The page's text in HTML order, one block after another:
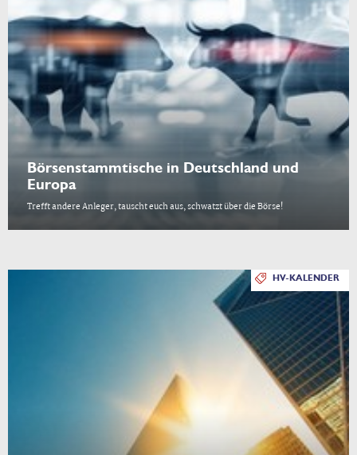
Börsenstammtische in Deutschland und
Europa
Trefft andere Anleger, tauscht euch aus, schwatzt über die Börse!
HV-KALENDER